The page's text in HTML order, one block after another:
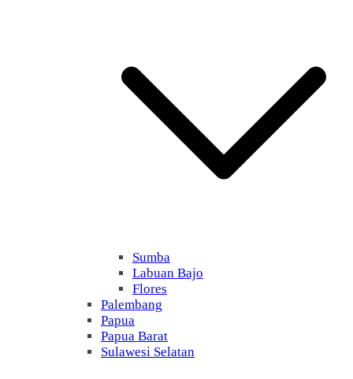
Sumba
Labuan Bajo
Flores
Palembang
Papua
Papua Barat
Sulawesi Selatan